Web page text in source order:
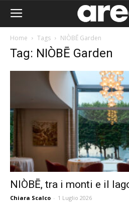
Home Tags NIÒBĒ Garden
Tag: NIÒBĒ Garden
NIÒBĒ, tra i monti e il
Chiara Scalco - 1 Luglio 2026